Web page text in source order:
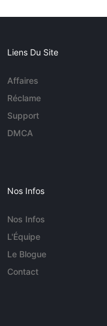
Liens Du Site
Affaires
Réclame
Support
DMCA
Nos Infos
Nos Infos
L'Équipe
Le Blogue
Contact